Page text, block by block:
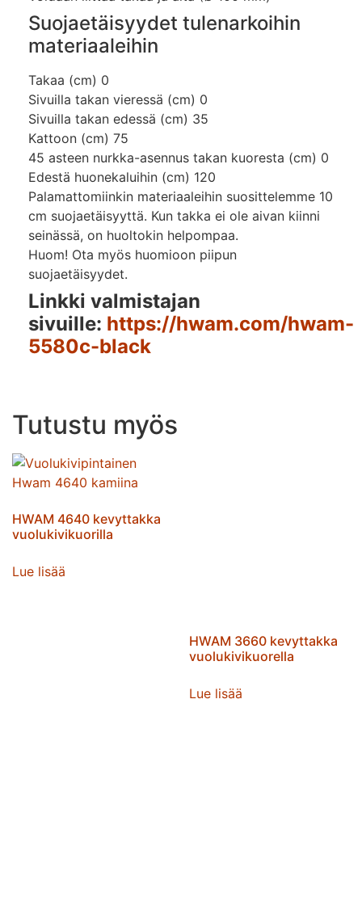
Suojaetäisyydet tulenarkoihin
materiaaleihin
Takaa (cm) 0
Sivuilla takan vieressä (cm) 0
Sivuilla takan edessä (cm) 35
Kattoon (cm) 75
45 asteen nurkka-asennus takan kuoresta (cm) 0
Edestä huonekaluihin (cm) 120
Palamattomiinkin materiaaleihin suosittelemme 10
cm suojaetäisyyttä. Kun takka ei ole aivan kiinni
seinässä, on huoltokin helpompaa.
Huom! Ota myös huomioon piipun
suojaetäisyydet.
Linkki valmistajan
sivuille: https://hwam.com/hwam-
5580c-black
Tutustu myös
HWAM 4640 kevyttakka
vuolukivikuorilla
Lue lisää
HWAM 3660 kevyttakka
vuolukivikuorella
Lue lisää